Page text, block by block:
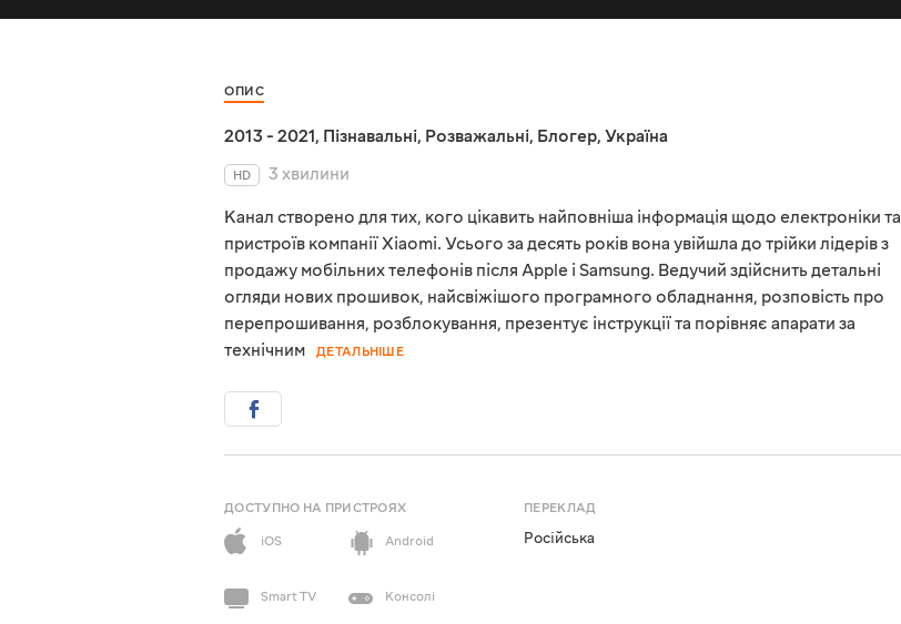
ОПИС
2013 - 2021, Пізнавальні, Розважальні, Блогер, Україна
HD
3 хвилини
Канал створено для тих, кого цікавить найповніша інформація щодо електроніки та
пристроїв компанії Xiaomi. Усього за десять років вона увійшла до трійки лідерів з
продажу мобільних телефонів після Apple і Samsung. Ведучий здійснить детальні
огляди нових прошивок, найсвіжішого програмного обладнання, розповість про
перепрошивання, розблокування, презентує інструкції та порівняє апарати за
технічним
ДЕТАЛЬНІШЕ
ДОСТУПНО НА ПРИСТРОЯХ
iOS
Android
Smart TV Консолі
ПЕРЕКЛАД
Російська